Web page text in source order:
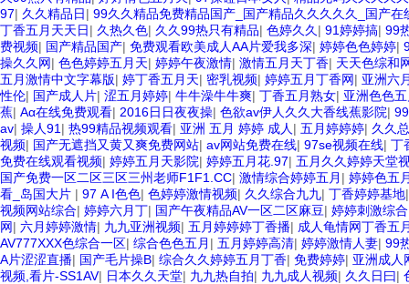
97| 久久精品日| 99久久精品免费精品国产_国产精品久久久久久_国产
丁香五月天天日| 久热久色| 久久99热只有精品| 色婷久久 | 91婷婷搞| 99
费视频| 国产精品国产| 免费观看欧美成人AA片爱我多深| 婷婷色色婷婷|
操久久网| 色色婷婷五月天| 婷婷午夜激情| 激情五月天丁香| 天天色综和
五月激情中文字幕版| 婷丁香五月天| 密乳视频| 婷婷五月丁香网| 亚洲六
性伦| 国产成人片| 涩五月婷婷| 牛牛澡牛牛爽| 丁香五月熟女| 亚洲色色
蕉| Aα在线免费观看| 2016日日夜夜操| 色欲av伊人久久大香线蕉影院|
av| 操人91 | 热99精品视频观看| 亚洲 五月 婷婷 成人 | 五月婷婷婷| 久久
视频| 国产无遮挡又黄又爽免费网站| av网站免费在线| 97se视频在线| 丁
免费在线观看视频| 婷婷五月天影院| 婷婷五月花.97| 五月久久婷婷天堂
国产免费一区二区三区三州老师F1F1.CC| 激情综合婷婷五月 | 婷婷色五
看_岛国大片 | 97 A I色色| 色婷婷激情视频| 久久综合九九| 丁香婷婷基地
视频网站综合| 婷婷六月丁| 国产午夜精品AV一区二区麻豆| 婷婷刺激综合
网| 六月婷婷激情| 九九亚洲视频| 五月婷婷婷丁香播| 成人龟情网丁香五
AV777XXX色综合一区| 综合色色五月 | 五月婷婷高清| 婷婷激情人妻| 99
A片涩涩直播| 国产毛片操B| 综合久久婷婷五月丁香| 免费婷婷| 亚洲成人
视频,看片-SS1AV| 日本久久天堂| 九九热自拍| 九九成人视频| 久久日曰|